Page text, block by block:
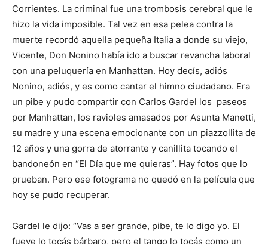
Corrientes. La criminal fue una trombosis cerebral que le
hizo la vida imposible. Tal vez en esa pelea contra la
muerte recordó aquella pequeña Italia a donde su viejo,
Vicente, Don Nonino había ido a buscar revancha laboral
con una peluquería en Manhattan. Hoy decís, adiós
Nonino, adiós, y es como cantar el himno ciudadano. Era
un pibe y pudo compartir con Carlos Gardel los paseos
por Manhattan, los ravioles amasados por Asunta Manetti,
su madre y una escena emocionante con un piazzollita de
12 años y una gorra de atorrante y canillita tocando el
bandoneón en “El Día que me quieras”. Hay fotos que lo
prueban. Pero ese fotograma no quedó en la película que
hoy se pudo recuperar.
Gardel le dijo: “Vas a ser grande, pibe, te lo digo yo. El
fueye lo tocás bárbaro, pero el tango lo tocás como un